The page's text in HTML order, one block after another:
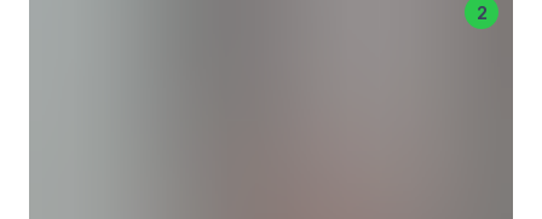
2